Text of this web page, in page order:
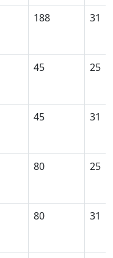
188 31
45 25
45 31
80 25
80 31